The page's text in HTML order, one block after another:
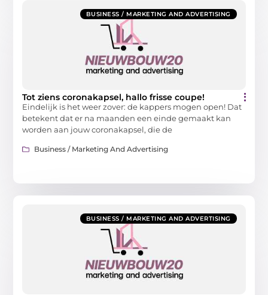
BUSINESS / MARKETING AND ADVERTISING
Tot ziens coronakapsel, hallo frisse coupe!
Eindelijk is het weer zover: de kappers mogen open! Dat
betekent dat er na maanden een einde gemaakt kan
worden aan jouw coronakapsel, die de
Business / Marketing And Advertising
BUSINESS / MARKETING AND ADVERTISING